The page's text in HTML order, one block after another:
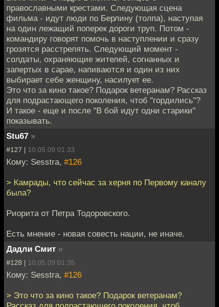
православными крестами. Следующая сцена
фильма - идут люди по Берлину (толпа), наступая
на один лежащий поперек дороги труп. Потом -
командиру говорят помочь в наступлении и сразу
грозятся расстрелять. Следующий момент -
солдаты, охраняющие жителей, согнанных и
запертых в сарае, напиваются и один из них
выбирает себе женщину, насилует ее.
Это что за кино такое? Подарок ветеранам? Рассказ
для подрастающего поколения, чтоб "гордились"?
И такое - еще и после "В бой идут одни старики"
показывать.
Stu67 »
#127 | 10.05.09 01:33
Кому: Sesstra, #126
> Камрады, что сейчас за херня по Первому каналу
была?
Риорита от Петра Тодоровского.
Есть мнение - новая совесть нации, не иначе.
Дадли Смит »
#128 | 10.05.09 01:35
Кому: Sesstra, #126
> Это что за кино такое? Подарок ветеранам?